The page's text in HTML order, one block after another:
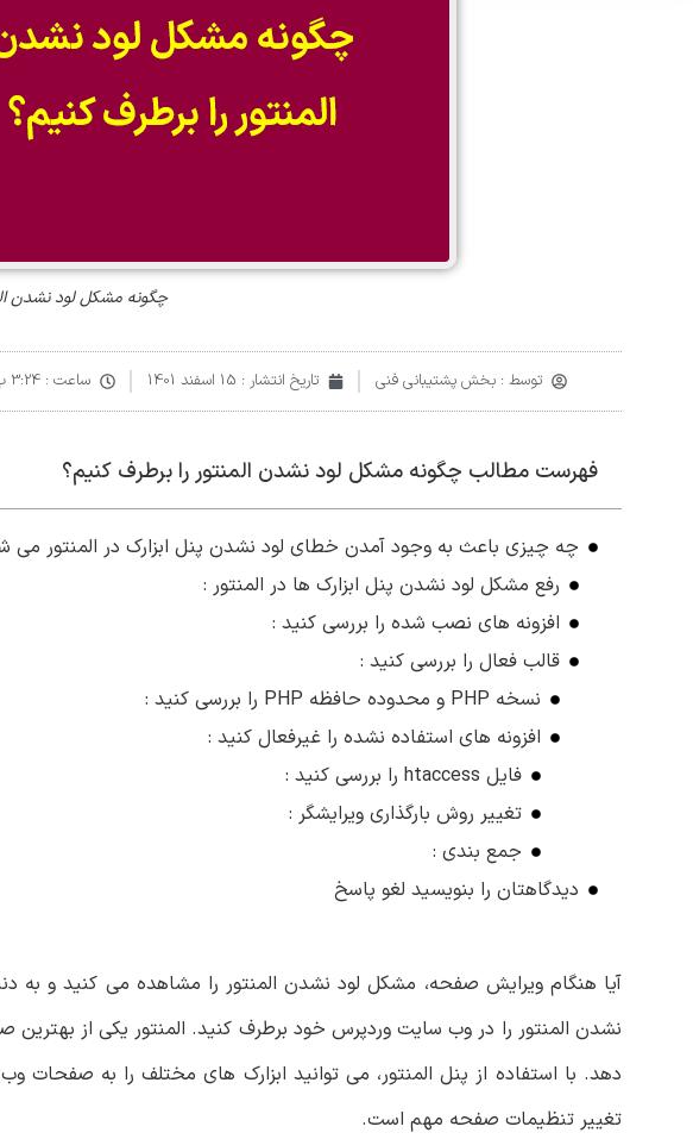
چگونه مشکل لود نشدن
توسط : بخش پشتیبانی فنی تاریخ انتشار : 15 اسفند 1401 ساعت : 3:24 ب.ظ
فهرست مطالب چگونه مشکل لود نشدن المنتور را برطرف کنیم؟
چه چیزی باعث به وجود آمدن خطای لود نشدن پنل ابزارک در المنتور می
رفع مشکل لود نشدن پنل ابزارک ها در المنتور :
افزونه های نصب شده را بررسی کنید :
قالب فعال را بررسی کنید :
نسخه PHP و محدوده حافظه PHP را بررسی کنید :
افزونه های استفاده نشده را غیرفعال کنید :
فایل htaccess را بررسی کنید :
تغییر روش بارگذاری ویرایشگر :
جمع بندی :
دیدگاهتان را بنویسید لغو پاسخ
آیا هنگام ویرایش صفحه، مشکل لود نشدن المنتور را مشاهده می کنید و به
نشدن المنتور را در وب سایت وردپرس خود برطرف کنید. المنتور یکی از بهترین
دهد. با استفاده از پنل المنتور، می توانید ابزارک های مختلف را به
تغییر تنظیمات صفحه مهم است.